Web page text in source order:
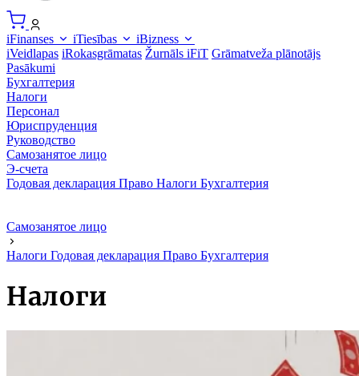
iFinanses iTiesības
iBizness
iVeidlapas iRokasgrāmatas Žurnāls iFiT Grāmatveža plānotājs
Pasākumi
Бухгалтерия
Налоги
Персонал
Юриспруденция
Руководство
Самозанятое лицо
Э-счета
Годовая декларация Право Налоги Бухгалтерия
Самозанятое лицо
Налоги Годовая декларация Право Бухгалтерия
Налоги